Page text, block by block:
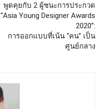
พูดคุยกับ 2 ผู้ชนะการประกวด
“Asia Young Designer Awards
2020”:
การออกแบบที่เน้น “คน” เป็น
ศูนย์กลาง